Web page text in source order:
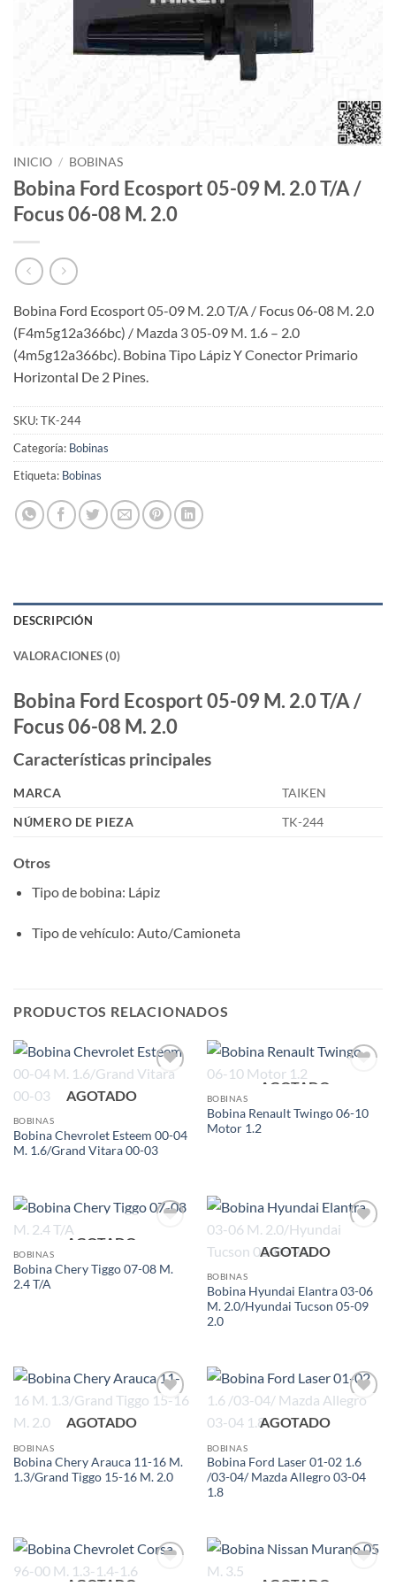
INICIO / BOBINAS
Bobina Ford Ecosport 05-09 M. 2.0 T/A /
Focus 06-08 M. 2.0
Bobina Ford Ecosport 05-09 M. 2.0 T/A / Focus 06-08 M. 2.0
(F4m5g12a366bc) / Mazda 3 05-09 M. 1.6 – 2.0
(4m5g12a366bc). Bobina Tipo Lápiz Y Conector Primario
Horizontal De 2 Pines.
SKU:TK-244
Categoría: Bobinas
Etiqueta: Bobinas
DESCRIPCIÓN
VALORACIONES (0)
Bobina Ford Ecosport 05-09 M. 2.0 T/A /
Focus 06-08 M. 2.0
Características principales
MARCA
TAIKEN
NÚMERO DE PIEZA
TK-244
Otros
Tipo de bobina: Lápiz
Tipo de vehículo: Auto/Camioneta
PRODUCTOS RELACIONADOS
AGOTADO
BOBINAS
Bobina Chevrolet Esteem 00-04
M. 1.6/Grand Vitara 00-03
AGOTADO
BOBINAS
Bobina Renault Twingo 06-10
Motor 1.2
AGOTADO
BOBINAS
Bobina Chery Tiggo 07-08 M.
2.4 T/A
AGOTADO
BOBINAS
Bobina Hyundai Elantra 03-06
M. 2.0/Hyundai Tucson 05-09
2.0
AGOTADO
BOBINAS
Bobina Chery Arauca 11-16 M.
1.3/Grand Tiggo 15-16 M. 2.0
Add to
AGOTADO
BOBINAS
Bobina Ford Laser 01-02 1.6
/03-04/ Mazda Allegro 03-04
1.8